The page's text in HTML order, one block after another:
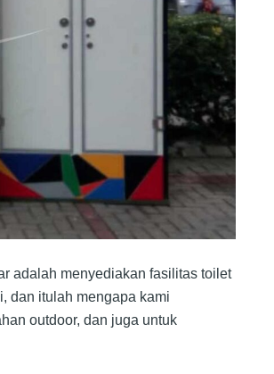
adalah menyediakan fasilitas toilet
dan itulah mengapa kami
outdoor, dan juga untuk